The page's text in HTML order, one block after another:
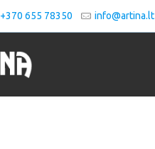
+370 655 78350 info@artina.lt